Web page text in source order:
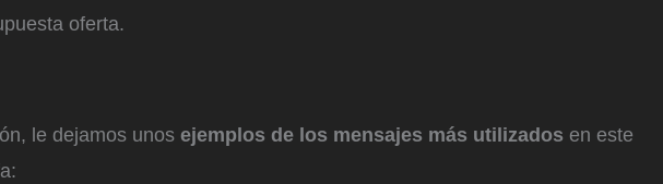
oferta.
le dejamos unos ejemplos de los mensajes más utilizados en este